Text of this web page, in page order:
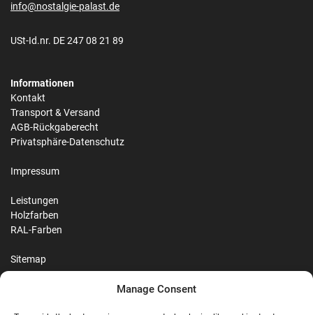
Manage Consent
info@nostalgie-palast.de
USt-Id.nr. DE 247 08 21 89
Informationen
Kontakt
Transport & Versand
AGB-Rückgaberecht
Privatsphäre-Datenschutz
Impressum
Leistungen
Holzfarben
RAL-Farben
Sitemap